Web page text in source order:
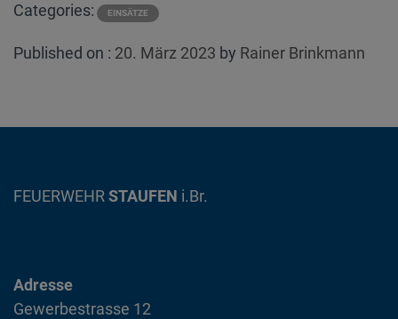
Categories: EINSÄTZE
Published on : Posted
20. März 2023 by Rainer Brinkmann
FEUERWEHR STAUFEN i.Br.
Adresse
Gewerbestrasse 12